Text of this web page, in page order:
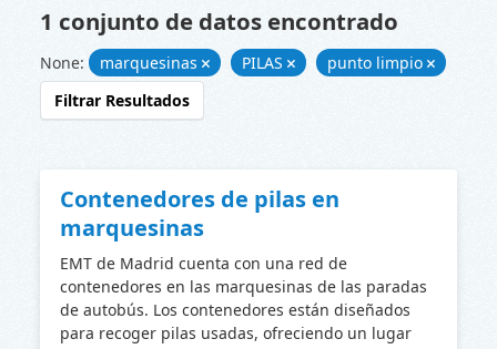
1 conjunto de datos encontrado
None: marquesinas PILAS
punto limpio
Filtrar Resultados
Contenedores de pilas en
marquesinas
EMT de Madrid cuenta con una red de
contenedores en las marquesinas de las paradas
de autobús. Los contenedores están diseñados
para recoger pilas usadas, ofreciendo un lugar